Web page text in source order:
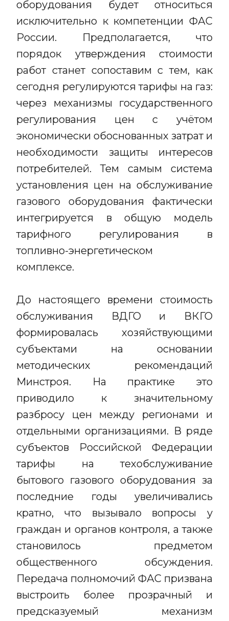
оборудования будет относиться
исключительно к компетенции ФАС
России. Предполагается, что
порядок утверждения стоимости
работ станет сопоставим с тем, как
сегодня регулируются тарифы на газ:
через механизмы государственного
регулирования цен с учётом
экономически обоснованных затрат и
необходимости защиты интересов
потребителей. Тем самым система
установления цен на обслуживание
газового оборудования фактически
интегрируется в общую модель
тарифного регулирования в
топливно-энергетическом
комплексе.
До настоящего времени стоимость
обслуживания ВДГО и ВКГО
формировалась хозяйствующими
субъектами на основании
методических рекомендаций
Минстроя. На практике это
приводило к значительному
разбросу цен между регионами и
отдельными организациями. В ряде
субъектов Российской Федерации
тарифы на техобслуживание
бытового газового оборудования за
последние годы увеличивались
кратно, что вызывало вопросы у
граждан и органов контроля, а также
становилось предметом
общественного обсуждения.
Передача полномочий ФАС призвана
выстроить более прозрачный и
предсказуемый механизм